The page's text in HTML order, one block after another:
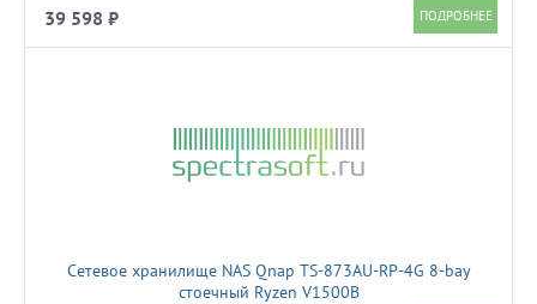
39 598 ₽
Сетевое хранилище NAS Qnap TS-873AU-RP-4G 8-bay
стоечный Ryzen V1500B